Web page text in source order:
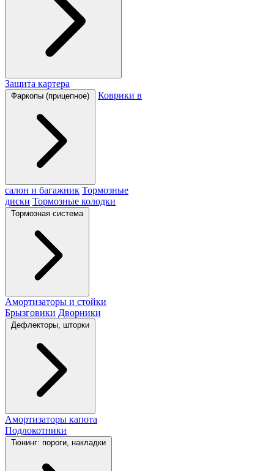
Защита картера
Фаркопы (прицепное) Коврики в
салон и багажник Тормозные
диски Тормозные колодки
Тормозная система
Амортизаторы и стойки
Брызговики Дворники
Дефлекторы, шторки
Амортизаторы капота
Подлокотники
Тюнинг: пороги, накладки